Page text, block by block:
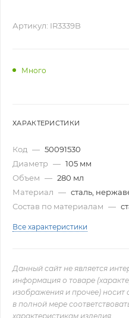
Артикул: IR3339B
Много
ХАРАКТЕРИСТИКИ
Код — 50091530
Диаметр — 105 мм
Объем — 280 мл
Материал — сталь,
Состав по материалам —
Все характеристики
Данный сайт не является
информация о товаре
изображения и прочее) носит
в полной мере
характеристикам изделия.